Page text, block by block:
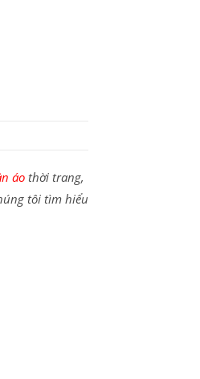
áo thời trang,
tôi tìm hiểu